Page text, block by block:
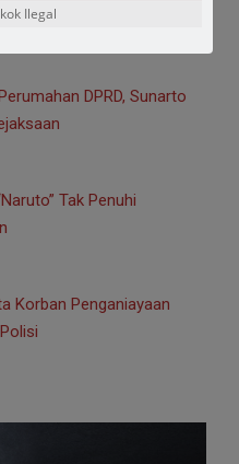
Depan
DPRD, Sunarto
Tak Penuhi
Korban Penganiayaan
Ilegal